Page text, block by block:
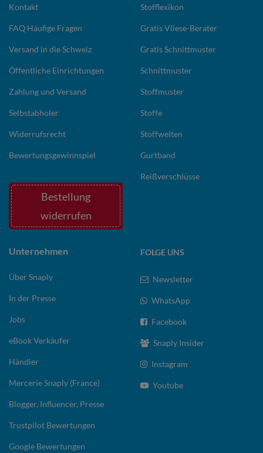
Kontakt
FAQ Häufige Fragen
Versand in die Schweiz
Öffentliche Einrichtungen
Zahlung und Versand
Selbstabholer
Widerrufsrecht
Bewertungsgewinnspiel
Bestellung
widerrufen
Stofflexikon
Gratis Vliese-Berater
Gratis Schnittmuster
Schnittmuster
Stoffmuster
Stoffe
Stoffwelten
Gurtband
Reißverschlüsse
Unternehmen
Über Snaply
In der Presse
Jobs
eBook Verkäufer
Händler
Mercerie Snaply (France)
Blogger, Influencer, Presse
Trustpilot Bewertungen
Google Bewertungen
FOLGE UNS
Newsletter
WhatsApp
Facebook
Snaply Insider
Instagram
Youtube